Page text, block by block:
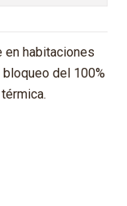
en habitaciones
del 100%